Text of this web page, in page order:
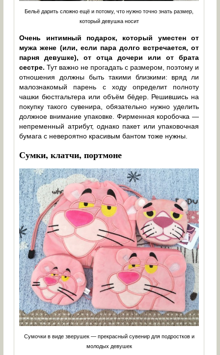
Бельё дарить сложно ещё и потому, что нужно точно знать размер,
который девушка носит
Очень интимный подарок, который уместен от
мужа жене (или, если пара долго встречается, от
парня девушке), от отца дочери или от брата
сестре. Тут важно не прогадать с размером, поэтому и
отношения должны быть такими близкими: вряд ли
малознакомый парень с ходу определит полноту
чашки бюстгальтера или объём бёдер. Решившись на
покупку такого сувенира, обязательно нужно уделить
должное внимание упаковке. Фирменная коробочка —
непременный атрибут, однако пакет или упаковочная
бумага с невероятно красивым бантом тоже нужны.
Сумки, клатчи, портмоне
Сумочки в виде зверушек — прекрасный сувенир для подростков и
молодых девушек